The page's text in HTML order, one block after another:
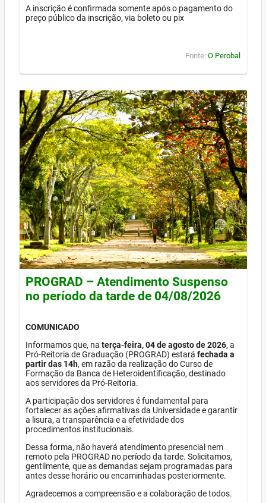
A inscrição é confirmada somente após o pagamento do
preço público da inscrição, via boleto ou pix
Fonte: O Perobal
PROGRAD – Atendimento Suspenso
no período da tarde de 04/08/2026
COMUNICADO
Informamos que, na terça-feira, 04 de agosto de 2026, a
Pró-Reitoria de Graduação (PROGRAD) estará fechada a
partir das 14h, em razão da realização do Curso de
Formação da Banca de Heteroidentificação, destinado
aos servidores da Pró-Reitoria.
A participação dos servidores é fundamental para
fortalecer as ações afirmativas da Universidade e garantir
a lisura, a transparência e a efetividade dos
procedimentos institucionais.
Dessa forma, não haverá atendimento presencial nem
remoto pela PROGRAD no período da tarde. Solicitamos,
gentilmente, que as demandas sejam programadas para
antes desse horário ou encaminhadas posteriormente.
Agradecemos a compreensão e a colaboração de todos.